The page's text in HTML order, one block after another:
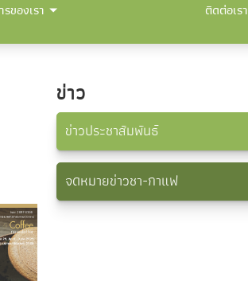
ของเรา ติดต่อเรา
ข่าว
ข่าวประชาสัมพันธ์
จดหมายข่าวชา-กาแฟ